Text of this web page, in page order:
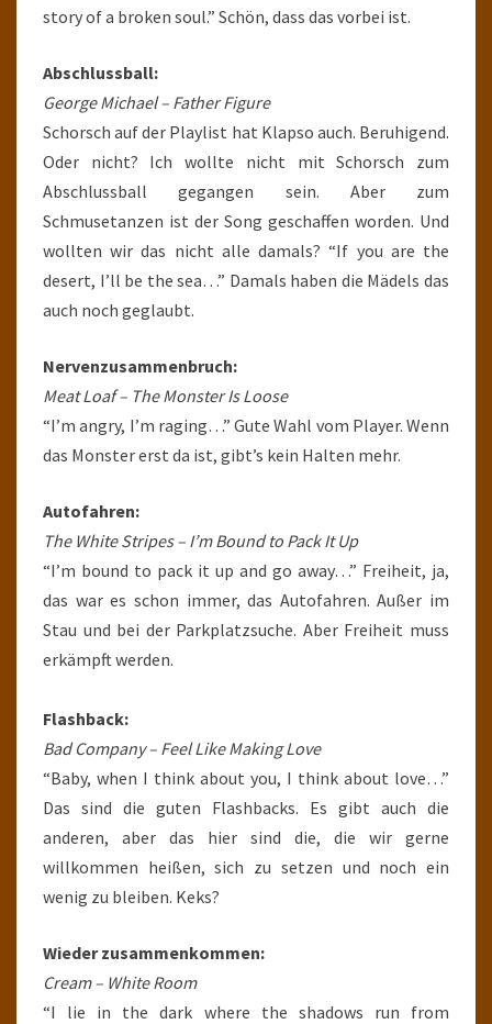
story of a broken soul.” Schön, dass das vorbei ist.
Abschlussball:
George Michael – Father Figure
Schorsch auf der Playlist hat Klapso auch. Beruhigend.
Oder nicht? Ich wollte nicht mit Schorsch zum
Abschlussball gegangen sein. Aber zum
Schmusetanzen ist der Song geschaffen worden. Und
wollten wir das nicht alle damals? “If you are the
desert, I’ll be the sea…” Damals haben die Mädels das
auch noch geglaubt.
Nervenzusammenbruch:
Meat Loaf – The Monster Is Loose
“I’m angry, I’m raging…” Gute Wahl vom Player. Wenn
das Monster erst da ist, gibt’s kein Halten mehr.
Autofahren:
The White Stripes – I’m Bound to Pack It Up
“I’m bound to pack it up and go away…” Freiheit, ja,
das war es schon immer, das Autofahren. Außer im
Stau und bei der Parkplatzsuche. Aber Freiheit muss
erkämpft werden.
Flashback:
Bad Company – Feel Like Making Love
“Baby, when I think about you, I think about love…”
Das sind die guten Flashbacks. Es gibt auch die
anderen, aber das hier sind die, die wir gerne
willkommen heißen, sich zu setzen und noch ein
wenig zu bleiben. Keks?
Wieder zusammenkommen:
Cream – White Room
“I lie in the dark where the shadows run from